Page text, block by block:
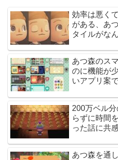
効率は悪く
がある、あ
タイルがな
あつ森のス
のに機能が
いアプリ案
200万ベル
らずに時間
った話に共
あつ森を通